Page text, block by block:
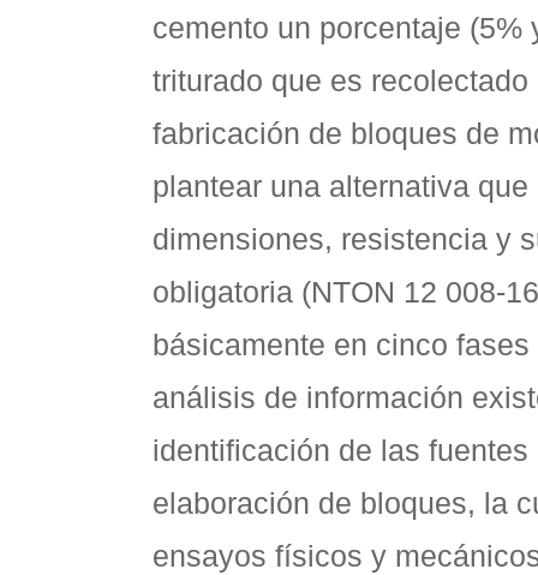
cemento un porcentaje
triturado que es
fabricación de bloques de
plantear una alternativa
dimensiones, resistencia y
obligatoria (NTON 12 008-
básicamente en cinco
análisis de información
identificación de las
elaboración de bloques, la
ensayos físicos y